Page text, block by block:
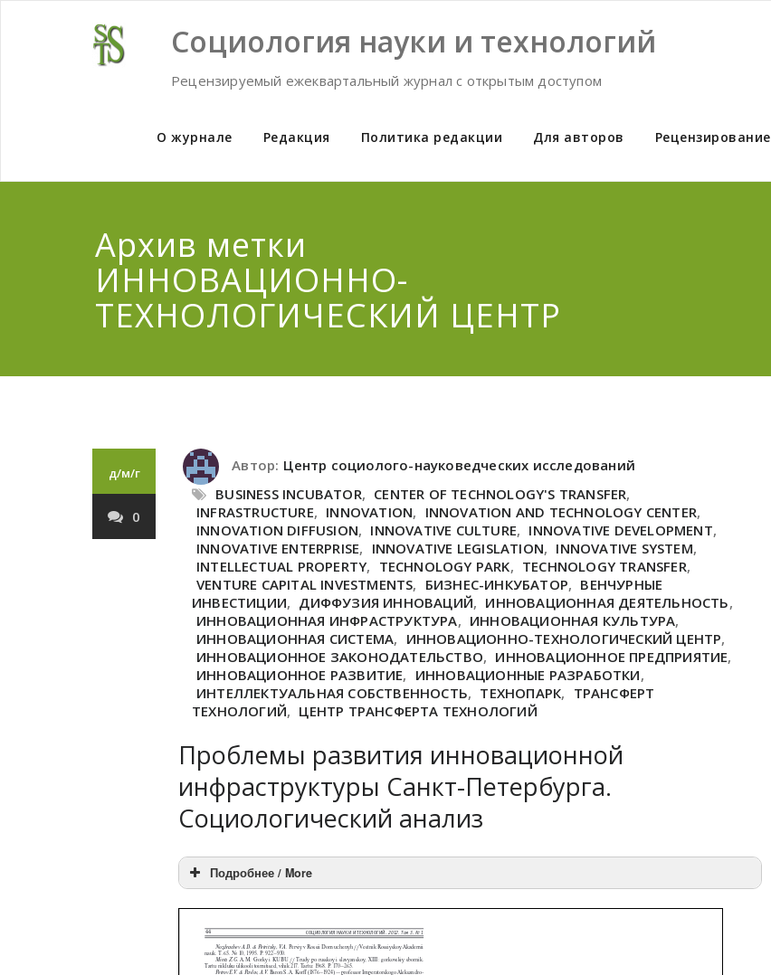
Социология науки и технологий
Рецензируемый ежеквартальный журнал с открытым доступом
О журнале Редакция Политика редакции Для авторов Рецензирование
Архив метки
ИННОВАЦИОННО-
ТЕХНОЛОГИЧЕСКИЙ ЦЕНТР
д/м/г
0
Автор: Центр социолого-науковедческих исследований
BUSINESS INCUBATOR, CENTER OF TECHNOLOGY'S TRANSFER,
INFRASTRUCTURE, INNOVATION, INNOVATION AND TECHNOLOGY CENTER,
INNOVATION DIFFUSION, INNOVATIVE CULTURE, INNOVATIVE DEVELOPMENT,
INNOVATIVE ENTERPRISE, INNOVATIVE LEGISLATION, INNOVATIVE SYSTEM,
INTELLECTUAL PROPERTY, TECHNOLOGY PARK, TECHNOLOGY TRANSFER,
VENTURE CAPITAL INVESTMENTS, БИЗНЕС-ИНКУБАТОР, ВЕНЧУРНЫЕ
ИНВЕСТИЦИИ, ДИФФУЗИЯ ИННОВАЦИЙ, ИННОВАЦИОННАЯ ДЕЯТЕЛЬНОСТЬ,
ИННОВАЦИОННАЯ ИНФРАСТРУКТУРА, ИННОВАЦИОННАЯ КУЛЬТУРА,
ИННОВАЦИОННАЯ СИСТЕМА, ИННОВАЦИОННО-ТЕХНОЛОГИЧЕСКИЙ ЦЕНТР,
ИННОВАЦИОННОЕ ЗАКОНОДАТЕЛЬСТВО, ИННОВАЦИОННОЕ ПРЕДПРИЯТИЕ,
ИННОВАЦИОННОЕ РАЗВИТИЕ, ИННОВАЦИОННЫЕ РАЗРАБОТКИ,
ИНТЕЛЛЕКТУАЛЬНАЯ СОБСТВЕННОСТЬ, ТЕХНОПАРК, ТРАНСФЕРТ
ТЕХНОЛОГИЙ, ЦЕНТР ТРАНСФЕРТА ТЕХНОЛОГИЙ
Проблемы развития инновационной
инфраструктуры Санкт-Петербурга.
Социологический анализ
Подробнее / More